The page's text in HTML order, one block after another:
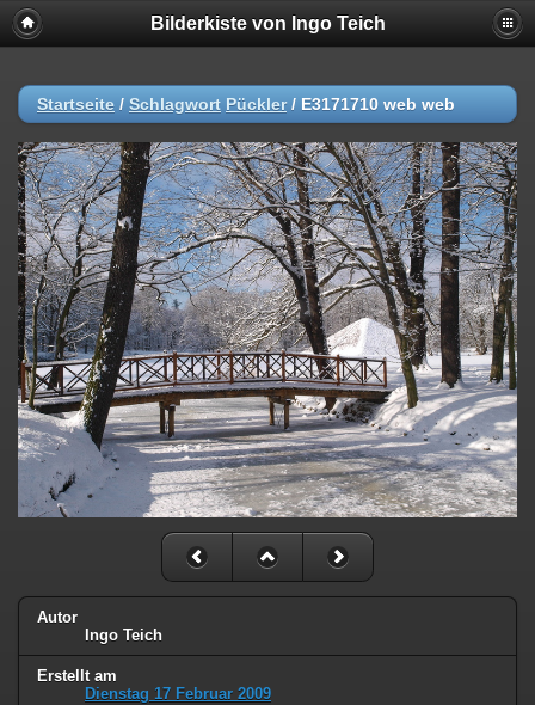
Bilderkiste von Ingo Teich
Startseite / Schlagwort Pückler/ E3171710 web web
Autor
Ingo Teich
Erstellt am
Dienstag 17 Februar 2009